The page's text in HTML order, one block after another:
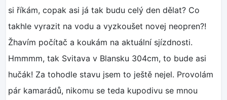
si říkám, copak asi já tak budu celý den dělat? Co
takhle vyrazit na vodu a vyzkoušet novej neopren?!
Žhavím počítač a koukám na aktuální sjízdnosti.
Hmmmm, tak Svitava v Blansku 304cm, to bude asi
hučák! Za tohodle stavu jsem to ještě nejel. Provolám
pár kamarádů, nikomu se teda kupodivu se mnou